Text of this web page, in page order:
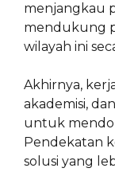
menjangkau
mendukung
wilayah ini
Akhirnya,
akademisi,
untuk
Pendekatan
solusi yang